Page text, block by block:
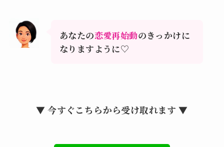
あなたの恋愛再始動のきっかけに
なりますように♡
▼ 今すぐこちらから受け取れます ▼